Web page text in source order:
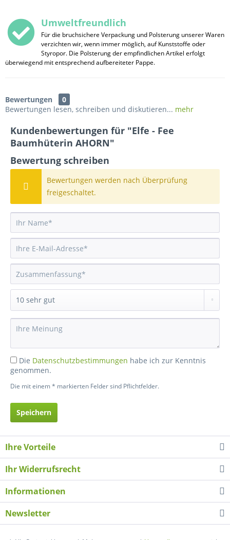
Umweltfreundlich
Für die bruchsichere Verpackung und Polsterung unserer Waren
verzichten wir, wenn immer möglich, auf Kunststoffe oder
Styropor. Die Polsterung der empfindlichen Artikel erfolgt
überwiegend mit entsprechend aufbereiteter Pappe.
Bewertungen
0
Bewertungen lesen, schreiben und diskutieren... mehr
Kundenbewertungen für "Elfe - Fee
Baumhüterin AHORN"
Bewertung schreiben
Bewertungen werden nach Überprüfung
freigeschaltet.
Die Datenschutzbestimmungen habe ich zur Kenntnis
genommen.
Die mit einem * markierten Felder sind Pflichtfelder.
Speichern
Ihre Vorteile
Ihr Widerrufsrecht
Informationen
Newsletter